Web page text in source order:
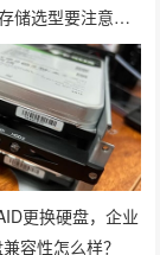
储选型要注意什
么？
更换硬盘，企业
容性怎么样？